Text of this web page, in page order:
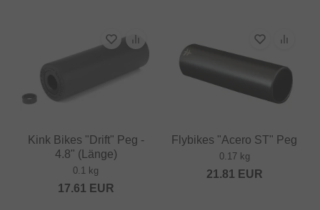
Kink Bikes "Drift" Peg -
4.8" (Länge)
0.1 kg
17.61 EUR
Flybikes "Acero ST" Peg
0.17 kg
21.81 EUR